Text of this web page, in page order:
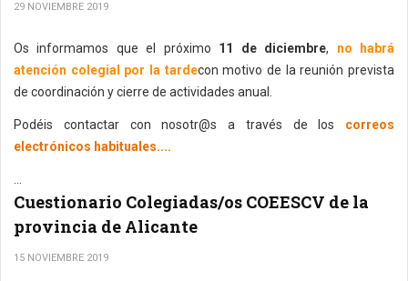
29 NOVIEMBRE 2019
Os informamos que el próximo 11 de diciembre, no habrá
atención colegial por la tardecon motivo de la reunión prevista
de coordinación y cierre de actividades anual.
Podéis contactar con nosotr@s a través de los correos
electrónicos habituales....
Cuestionario Colegiadas/os COEESCV de la
provincia de Alicante
15 NOVIEMBRE 2019